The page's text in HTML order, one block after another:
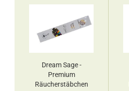
Dream Sage -
Premium
Räucherstäbchen